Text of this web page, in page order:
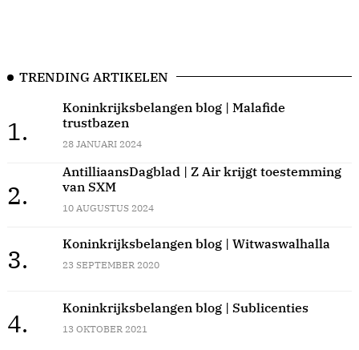
TRENDING ARTIKELEN
1.
Koninkrijksbelangen blog | Malafide
trustbazen
28 JANUARI 2024
2.
AntilliaansDagblad | Z Air krijgt toestemming
van SXM
10 AUGUSTUS 2024
3.
Koninkrijksbelangen blog | Witwaswalhalla
23 SEPTEMBER 2020
4.
Koninkrijksbelangen blog | Sublicenties
13 OKTOBER 2021